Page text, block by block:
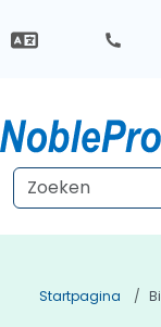
Startpagina